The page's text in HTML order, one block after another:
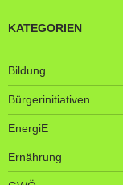
KATEGORIEN
Bildung
Bürgerinitiativen
EnergiE
Ernährung